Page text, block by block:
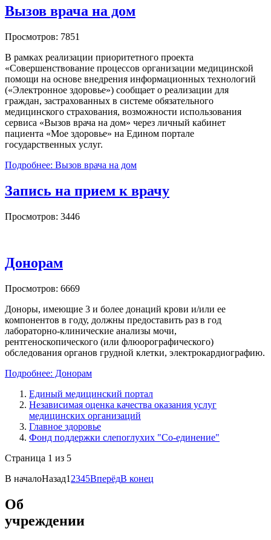
Вызов врача на дом
Просмотров: 7851
В рамках реализации приоритетного проекта
«Совершенствование процессов организации медицинской
помощи на основе внедрения информационных технологий
(«Электронное здоровье») сообщает о реализации для
граждан, застрахованных в системе обязательного
медицинского страхования, возможности использования
сервиса «Вызов врача на дом» через личный кабинет
пациента «Мое здоровье» на Едином портале
государственных услуг.
Подробнее: Вызов врача на дом
Запись на прием к врачу
Просмотров: 3446
Донорам
Просмотров: 6669
Доноры, имеющие 3 и более донаций крови и/или ее
компонентов в году, должны предоставить раз в год
лабораторно-клинические анализы мочи,
рентгеноскопического (или флюорографического)
обследования органов грудной клетки, электрокардиографию.
Подробнее: Донорам
Единый медицинский портал
Независимая оценка качества оказания услуг
медицинских организаций
Главное здоровье
Фонд поддержки слепоглухих "Со-единение"
Страница 1 из 5
В началоНазад1 2345ВперёдВ конец
Об
учреждении